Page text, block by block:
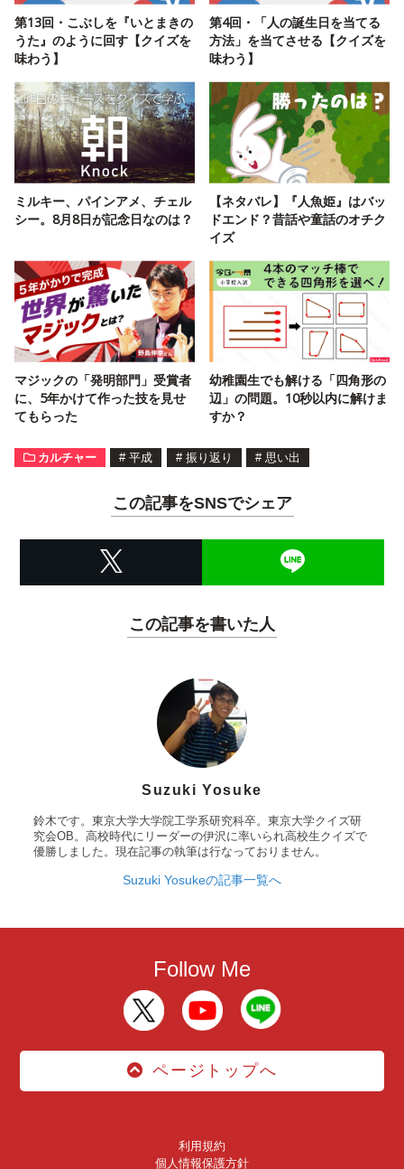
第13回・こぶしを『いとまきの
うた』のように回す【クイズを
味わう】
第4回・「人の誕生日を当てる
方法」を当てさせる【クイズを
味わう】
ミルキー、パインアメ、チェル
シー。8月8日が記念日なのは？
【ネタバレ】『人魚姫』はバッ
ドエンド？昔話や童話のオチク
イズ
マジックの「発明部門」受賞者
に、5年かけて作った技を見せ
てもらった
幼稚園生でも解ける「四角形の
辺」の問題。10秒以内に解けま
すか？
カルチャー # 平成 # 振り返り # 思い出
この記事をSNSでシェア
この記事を書いた人
Suzuki Yosuke
鈴木です。東京大学大学院工学系研究科卒。東京大学クイズ研
究会OB。高校時代にリーダーの伊沢に率いられ高校生クイズで
優勝しました。現在記事の執筆は行なっておりません。
Suzuki Yosukeの記事一覧へ
Follow Me
ページトップへ
利用規約
個人情報保護方針